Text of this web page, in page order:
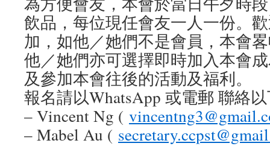
飲品，每位現任會友一人一份。
加，如他／她們不是會員，本會
他／她們亦可選擇即時加入本會
及參加本會往後的活動及福利。
報名請以WhatsApp 或電郵 聯絡
– Vincent Ng (
– ⁠Mabel Au (